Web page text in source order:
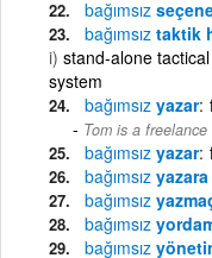
bağımsız
bağımsız taktik
i) stand-alone
system
bağımsız yazar
Tom is a freelance
bağımsız yazar
bağımsız
bağımsız
bağımsız
bağımsız